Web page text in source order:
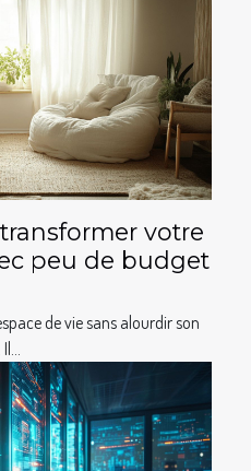
votre
peu de budget
de vie sans alourdir son